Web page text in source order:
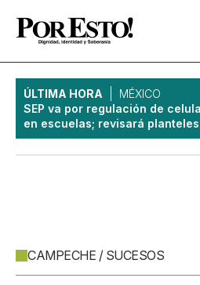
ÚLTIMA HORA
MÉXICO
SEP va por regulación de
en escuelas; revisará
CAMPECHE / SUCESOS